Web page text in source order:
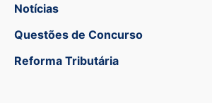
Notícias
Questões de Concurso
Reforma Tributária